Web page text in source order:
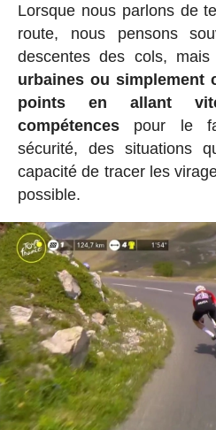
Lorsque nous parlons de
route, nous pensons
descentes des cols,
urbaines ou simplement
points en allant
compétences pour le
sécurité, des situations
capacité de tracer les
possible.